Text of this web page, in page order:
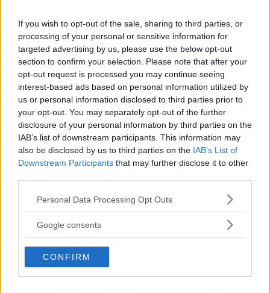
If you wish to opt-out of the sale, sharing to third parties, or
processing of your personal or sensitive information for
targeted advertising by us, please use the below opt-out
section to confirm your selection. Please note that after your
opt-out request is processed you may continue seeing
interest-based ads based on personal information utilized by
us or personal information disclosed to third parties prior to
your opt-out. You may separately opt-out of the further
disclosure of your personal information by third parties on the
IAB’s list of downstream participants. This information may
also be disclosed by us to third parties on the IAB’s List of
Downstream Participants that may further disclose it to other
Please note that this website/app uses one or more Google
not limited to your visit or usage behaviour. You may click to
use your data for below specified purposes in below Google
consent section.
Personal Data Processing Opt Outs
Google consents
CONFIRM
Scrivi una recensione
Effettua l'accesso per scrivere una recensione
Non sei ancora iscritta a
MammacheTest?